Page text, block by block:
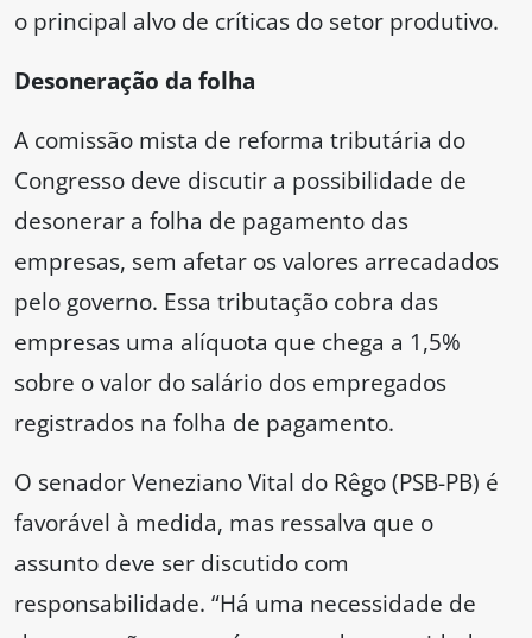
o principal alvo de críticas do setor produtivo.
Desoneração da folha
A comissão mista de reforma tributária do
Congresso deve discutir a possibilidade de
desonerar a folha de pagamento das
empresas, sem afetar os valores arrecadados
pelo governo. Essa tributação cobra das
empresas uma alíquota que chega a 1,5%
sobre o valor do salário dos empregados
registrados na folha de pagamento.
O senador Veneziano Vital do Rêgo (PSB-PB) é
favorável à medida, mas ressalva que o
assunto deve ser discutido com
responsabilidade. “Há uma necessidade de